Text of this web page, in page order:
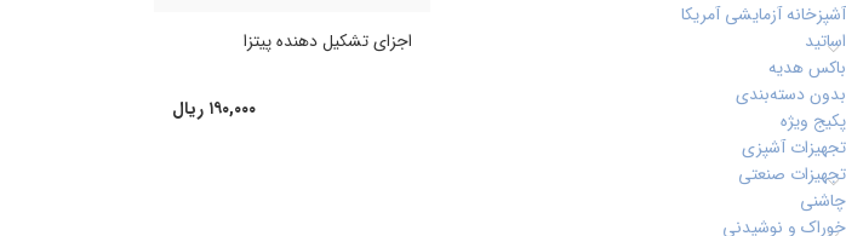
آشپزخانه آزمایشی آمریکا
اساتید
باکس هدیه
بدون دسته‌بندی
پکیج ویژه
تجهیزات آشپزی
تجهیزات صنعتی
چاشنی
خوراک و نوشیدنی
اجزای تشکیل دهنده پیتزا
۱۹۰,۰۰۰ ریال